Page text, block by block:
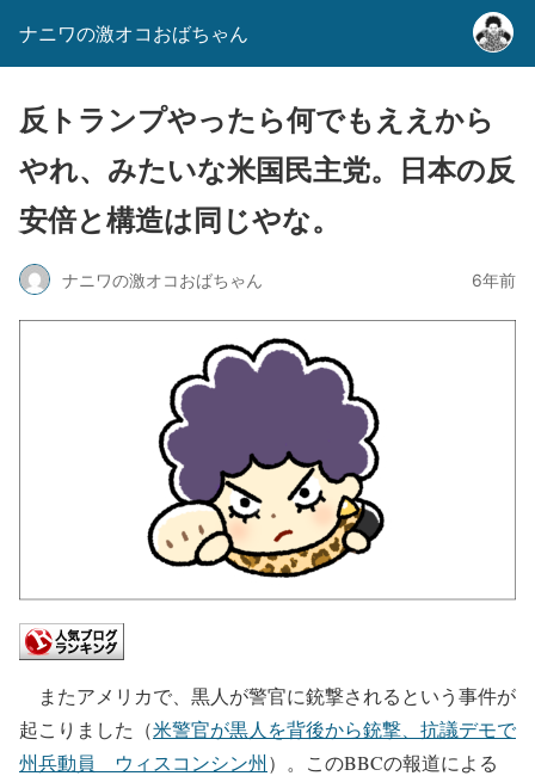
ナニワの激オコおばちゃん
反トランプやったら何でもええから
やれ、みたいな米国民主党。日本の反
安倍と構造は同じやな。
ナニワの激オコおばちゃん 6年前
またアメリカで、黒人が警官に銃撃されるという事件が
起こりました（米警官が黒人を背後から銃撃、抗議デモで
州兵動員 ウィスコンシン州）。このBBCの報道による